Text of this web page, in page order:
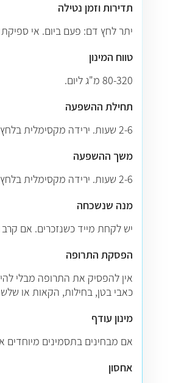
תדירות וזמן נטילה
יתר לחץ דם: פעם ביום. אי ספיקת
טווח המינון
80-320 מ"ג ליום.
תחילת ההשפעה
2-6 שעות. ירידה מקסימלית בלחץ הדם נראית לאחר 4 שבועות בד"כ.
משך ההשפעה
2-6 שעות. ירידה מקסימלית בלחץ הדם נראית לאחר 4 שבועות בד"כ.
מנה שנשכחה
יש לקחת מייד כשנזכרים. אם
הפסקת התרופה
אין להפסיק את התרופה מבלי
כאבי בטן, בחילות, הקאות או
מינון עודף
אם מבחינים בתסמינים מיוחדים
אחסון